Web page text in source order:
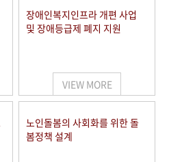
장애인복지인프라 개편 사업
및 장애등급제 폐지 지원
VIEW MORE
노인돌봄의 사회화를 위한 돌
봄정책 설계